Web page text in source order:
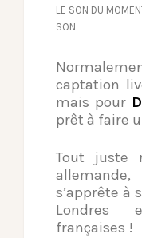
LE SON DU
SON
captation
mais pour
prêt à faire
Tout juste
s’apprête à
Londres
françaises !